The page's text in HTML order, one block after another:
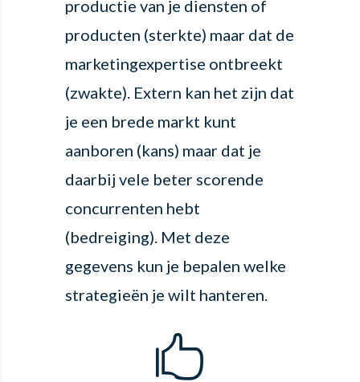
productie van je diensten of
producten (sterkte) maar dat de
marketingexpertise ontbreekt
(zwakte). Extern kan het zijn dat
je een brede markt kunt
aanboren (kans) maar dat je
daarbij vele beter scorende
concurrenten hebt
(bedreiging). Met deze
gegevens kun je bepalen welke
strategieën je wilt hanteren.
